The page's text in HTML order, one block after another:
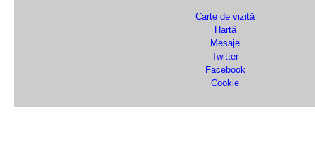
Carte de vizită
Hartă
Mesaje
Twitter
Facebook
Cookie